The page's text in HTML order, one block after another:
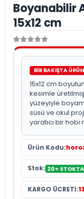
Boyanabilir
15x12 cm
BİR BAKIŞTA ÜRÜN
15x12 cm
kesimle
yüzeyiyle
süsü ve okul
yaratıcı bir
Ürün Kodu:
Stok: 20+ STOKTA
KARGO ÜCRETİ: